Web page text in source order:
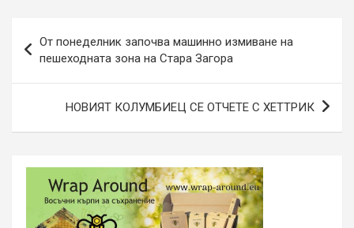
От понеделник започва машинно измиване на
пешеходната зона на Стара Загора
НОВИЯТ КОЛУМБИЕЦ СЕ ОТЧЕТЕ С ХЕТТРИК